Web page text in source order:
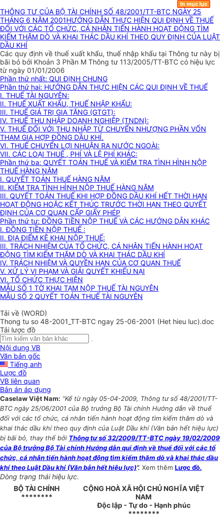
In mục lục
THÔNG TƯ CỦA BỘ TÀI CHÍNH SỐ 48/2001/TT-BTC NGÀY 25
THÁNG 6 NĂM 2001HƯỚNG DẪN THỰC HIỆN QUI ĐỊNH VỀ THUẾ
ĐỐI VỚI CÁC TỔ CHỨC, CÁ NHÂN TIẾN HÀNH HOẠT ĐỘNG TÌM
KIẾM THĂM DÒ VÀ KHAI THÁC DẦU KHÍ THEO QUY ĐỊNH CỦA LUẬT
DẦU KHÍ
Các quy định về thuế xuất khẩu, thuế nhập khẩu tại Thông tư này bị
bãi bỏ bởi Khoản 3 Phần M Thông tư 113/2005/TT-BTC có hiệu lực
từ ngày 01/01/2006
Phần thứ nhất: QUI ĐỊNH CHUNG
Phần thứ hai: HƯỚNG DẪN THỰC HIỆN CÁC QUI ĐỊNH VỀ THUẾ
I. THUẾ TÀI NGUYÊN:
II. THUẾ XUẤT KHẨU, THUẾ NHẬP KHẨU:
III. THUẾ GIÁ TRỊ GIA TĂNG (GTGT):
IV. THUẾ THU NHẬP DOANH NGHIỆP (TNDN):
V. THUẾ ĐỐI VỚI THU NHẬP TỪ CHUYỂN NHƯỢNG PHẦN VỐN
THAM GIA HỢP ĐỒNG DẦU KHÍ.
VI. THUẾ CHUYỂN LỢI NHUẬN RA NƯỚC NGOÀI:
VII. CÁC LOẠI THUẾ , PHÍ VÀ LỆ PHÍ KHÁC:
Phần thứ ba: QUYẾT TOÁN THUẾ VÀ KIỂM TRA TÌNH HÌNH NỘP
THUẾ HÀNG NĂM
I. QUYẾT TOÁN THUẾ HÀNG NĂM
II. KIỂM TRA TÌNH HÌNH NỘP THUẾ HÀNG NĂM
III. QUYẾT TOÁN THUẾ KHI HỢP ĐỒNG DẦU KHÍ HẾT THỜI HẠN
HOẠT ĐỘNG HOẶC KẾT THÚC TRƯỚC THỜI HẠN THEO QUYẾT
ĐỊNH CỦA CƠ QUAN CẤP GIẤY PHÉP
Phần thứ tư: ĐỒNG TIỀN NỘP THUẾ VÀ CÁC HƯỚNG DẪN KHÁC
I. ĐỒNG TIỀN NỘP THUẾ :
II. ĐỊA ĐIỂM KÊ KHAI NỘP THUẾ:
III. TRÁCH NHIỆM CỦA TỔ CHỨC, CÁ NHÂN TIẾN HÀNH HOẠT
ĐỘNG TÌM KIẾM THĂM DÒ VÀ KHAI THÁC DẦU KHÍ
IV. TRÁCH NHIỆM VÀ QUYỀN HẠN CỦA CƠ QUAN THUẾ
V. XỬ LÝ VI PHẠM VÀ GIẢI QUYẾT KHIẾU NẠI
VI. TỔ CHỨC THỰC HIỆN
MẪU SỐ 1 TỜ KHAI TẠM NỘP THUẾ TÀI NGUYÊN
MẪU SỐ 2 QUYẾT TOÁN THUẾ TÀI NGUYÊN
Tải về (WORD)
Thong tu so 48-2001_TT-BTC ngay 25-06-2001 (Het hieu luc).doc
Tải lược đồ
Nội dung VB
Văn bản gốc
Tiếng anh
Lược đồ
VB liên quan
Bản án áp dụng
Caselaw Việt Nam: “Kể từ ngày 05-04-2009, Thông tư số 48/2001/TT-
BTC ngày 25/06/2001 của Bộ trưởng Bộ Tài chính Hướng dẫn về thuế
đối với các tổ chức, cá nhân tiến hành hoạt động tìm kiếm thăm dò và
khai thác dầu khí theo quy định của Luật Dầu khí (Văn bản hết hiệu lực)
bị bãi bỏ, thay thế bởi Thông tư số 32/2009/TT-BTC ngày 19/02/2009
của Bộ trưởng Bộ Tài chính Hướng dẫn qui định về thuế đối với các tổ
chức, cá nhân tiến hành hoạt động tìm kiếm thăm dò và khai thác dầu
khí theo Luật Dầu khí (Văn bản hết hiệu lực)”. Xem thêm Lược đồ.
Dòng trạng thái hiệu lực.
BỘ TÀI CHÍNH
********
CỘNG HOÀ XÃ HỘI CHỦ NGHĨA VIỆT
NAM
Độc lập - Tự do - Hạnh phúc
********